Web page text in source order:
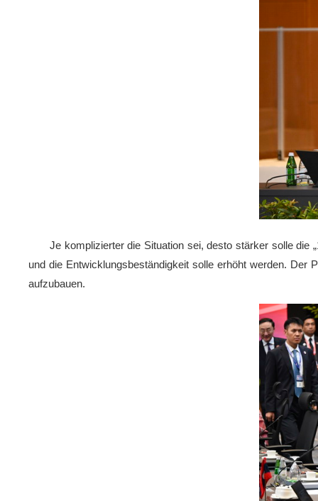
Je komplizierter die Situation sei, desto stärker solle die
und die Entwicklungsbeständigkeit solle erhöht werden. Der
aufzubauen.